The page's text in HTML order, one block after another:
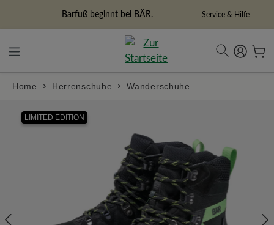
Freiheitspioniere Service & Hilfe
Home Herrenschuhe Wanderschuhe
LIMITED EDITION